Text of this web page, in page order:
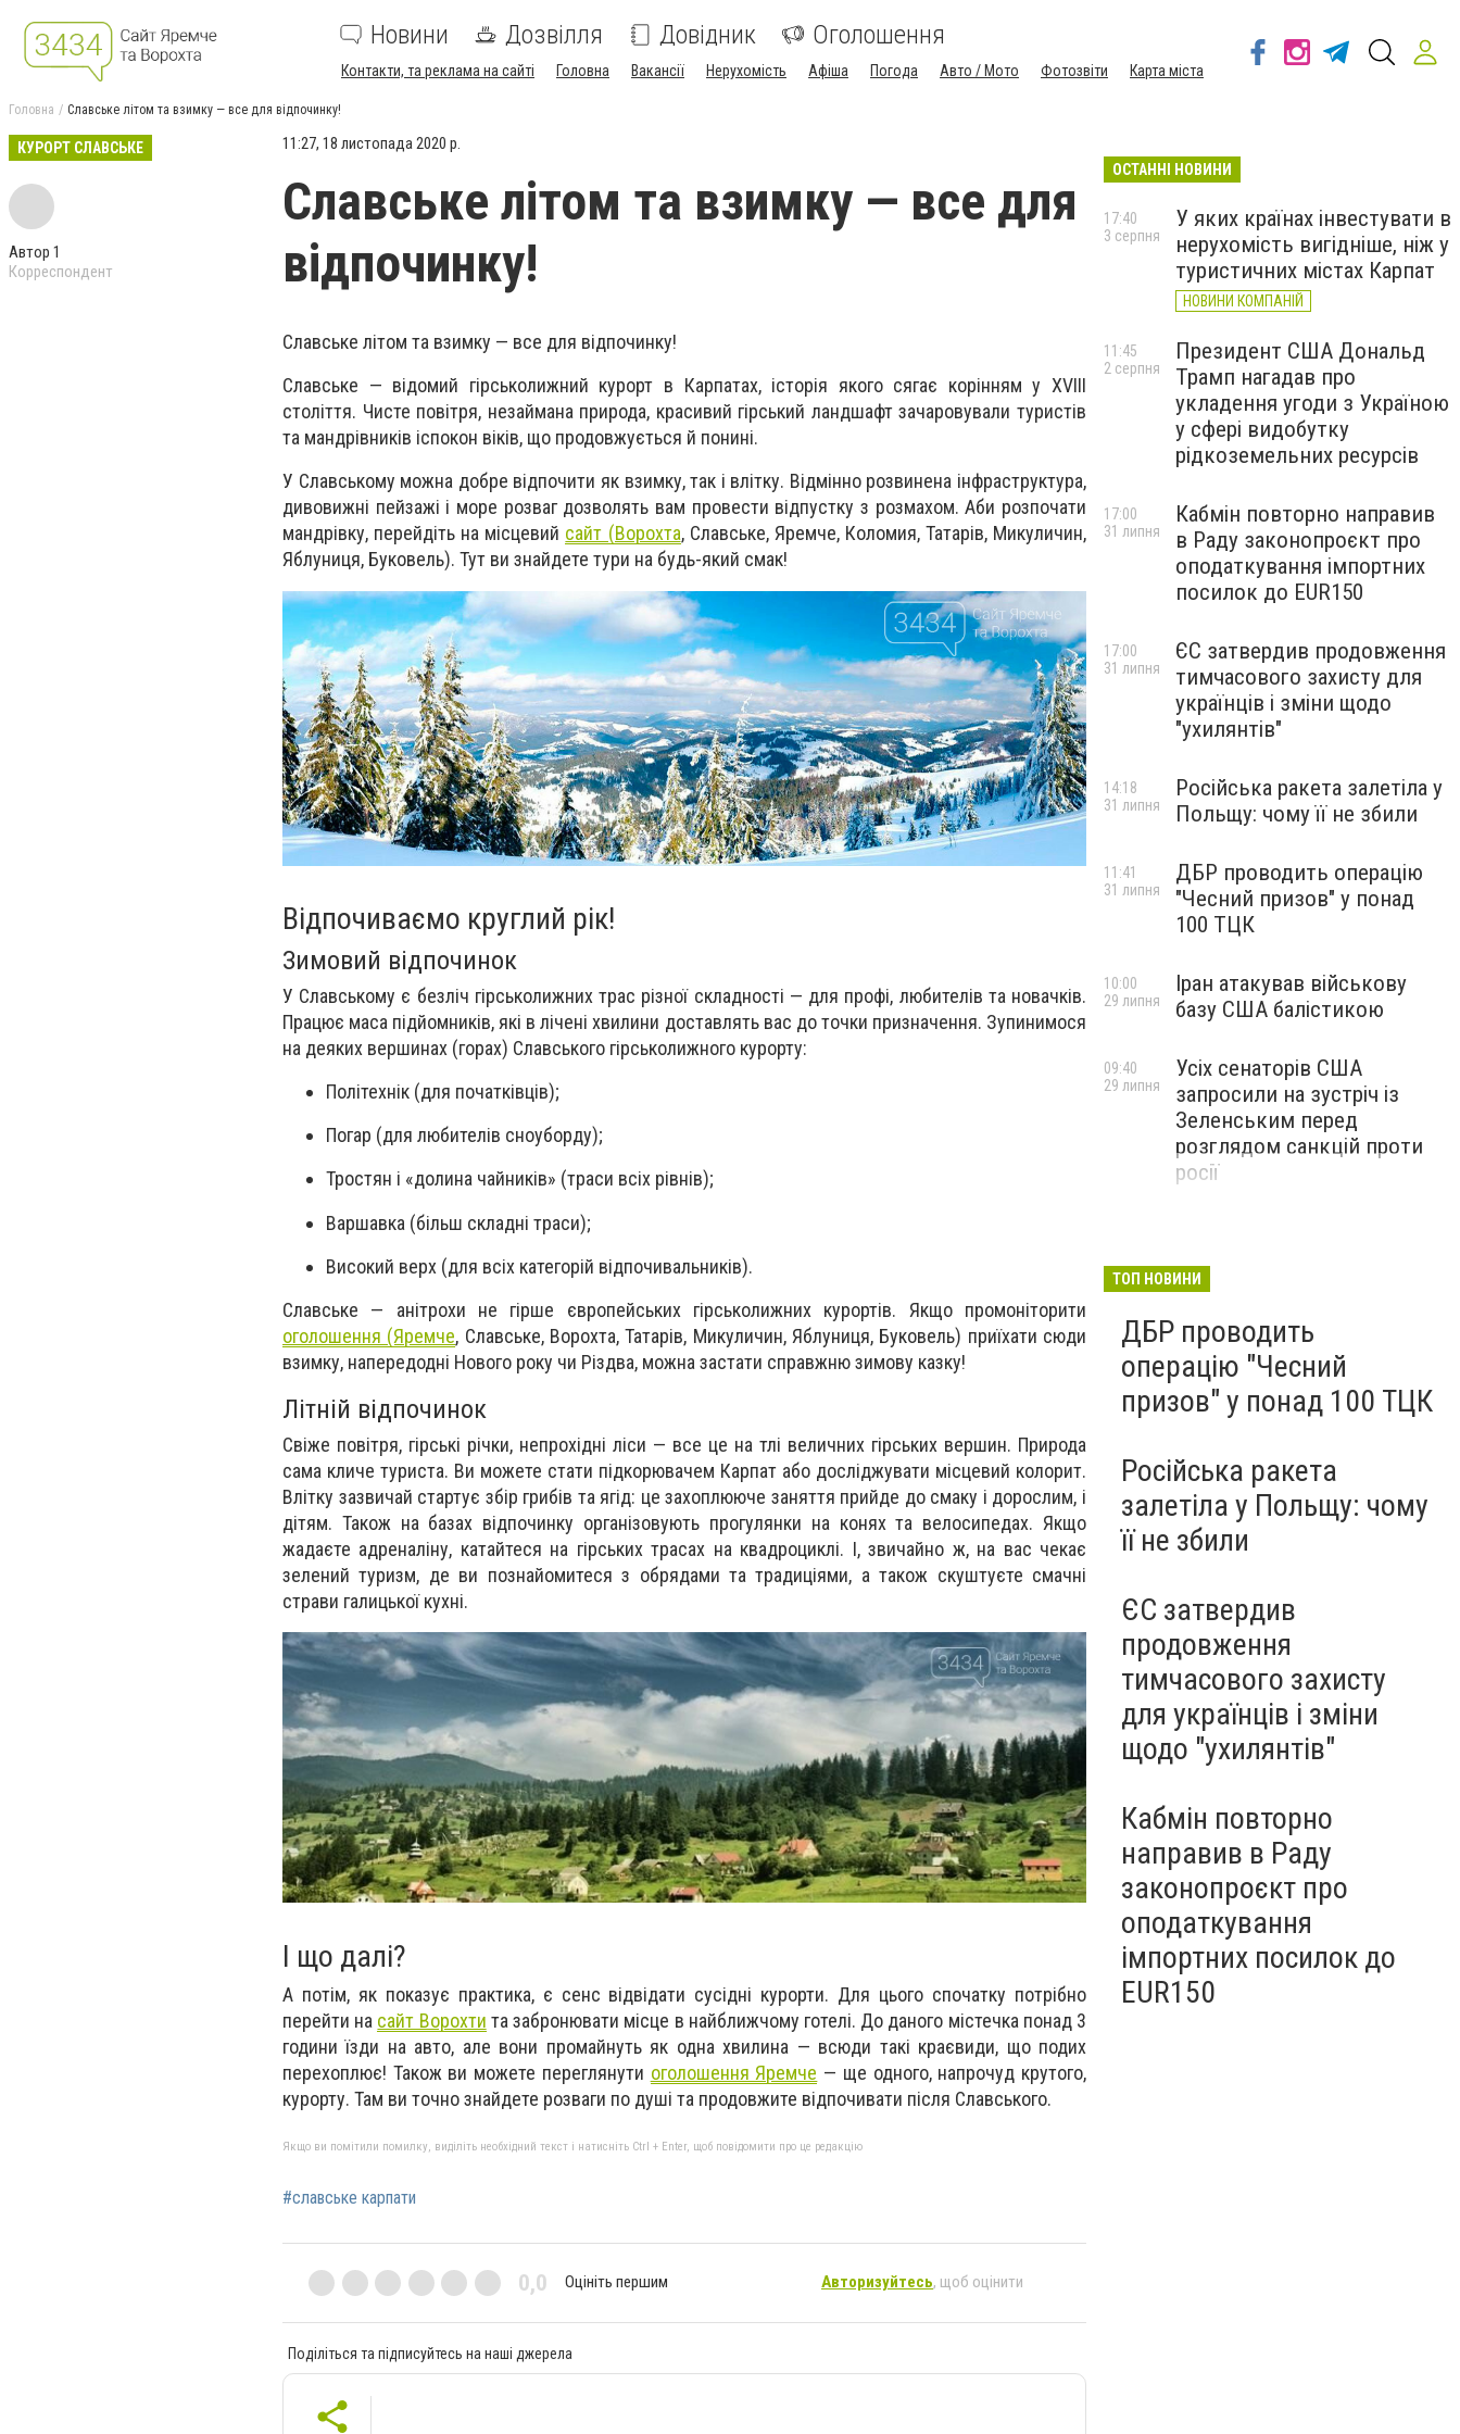
Новини Дозвілля Довідник Оголошення
Контакти, та реклама на сайті Головна Вакансії Нерухомість Афіша Погода Авто / Мото Фотозвіти Карта міста
Головна Славське літом та взимку — все для відпочинку!
КУРОРТ СЛАВСЬКЕ
Автор 1
Корреспондент
11:27, 18 листопада 2020 р.
Славське літом та взимку — все для
відпочинку!
Славське літом та взимку — все для відпочинку!
Славське — відомий гірськолижний курорт в Карпатах, історія якого сягає корінням у XVIII
століття. Чисте повітря, незаймана природа, красивий гірський ландшафт зачаровували туристів
та мандрівників іспокон віків, що продовжується й понині.
У Славському можна добре відпочити як взимку, так і влітку. Відмінно розвинена інфраструктура,
дивовижні пейзажі і море розваг дозволять вам провести відпустку з розмахом. Аби розпочати
мандрівку, перейдіть на місцевий сайт (Ворохта, Славське, Яремче, Коломия, Татарів, Микуличин,
Яблуниця, Буковель). Тут ви знайдете тури на будь-який смак!
Відпочиваємо круглий рік!
Зимовий відпочинок
У Славському є безліч гірськолижних трас різної складності — для профі, любителів та новачків.
Працює маса підйомників, які в лічені хвилини доставлять вас до точки призначення. Зупинимося
на деяких вершинах (горах) Славського гірськолижного курорту:
Політехнік (для початківців);
Погар (для любителів сноуборду);
Тростян і «долина чайників» (траси всіх рівнів);
Варшавка (більш складні траси);
Високий верх (для всіх категорій відпочивальників).
Славське — анітрохи не гірше європейських гірськолижних курортів. Якщо промоніторити
оголошення (Яремче, Славське, Ворохта,Татарів, Микуличин, Яблуниця, Буковель) приїхати сюди
взимку, напередодні Нового року чи Різдва, можна застати справжню зимову казку!
Літній відпочинок
Свіже повітря, гірські річки, непрохідні ліси — все це на тлі величних гірських вершин. Природа
сама кличе туриста. Ви можете стати підкорювачем Карпат або досліджувати місцевий колорит.
Влітку зазвичай стартує збір грибів та ягід: це захоплююче заняття прийде до смаку і дорослим, і
дітям. Також на базах відпочинку організовують прогулянки на конях та велосипедах. Якщо
жадаєте адреналіну, катайтеся на гірських трасах на квадроциклі. І, звичайно ж, на вас чекає
зелений туризм, де ви познайомитеся з обрядами та традиціями, а також скуштуєте смачні
страви галицької кухні.
І що далі?
А потім, як показує практика, є сенс відвідати сусідні курорти. Для цього спочатку потрібно
перейти на сайт Ворохти та забронювати місце в найближчому готелі. До даного містечка понад 3
години їзди на авто, але вони промайнуть як одна хвилина — всюди такі краєвиди, що подих
перехоплює! Також ви можете переглянути оголошення Яремче — ще одного, напрочуд крутого,
курорту. Там ви точно знайдете розваги по душі та продовжите відпочивати після Славського.
Якщо ви помітили помилку, виділіть необхідний текст і натисніть Ctrl + Enter, щоб повідомити про це редакцію
#славське карпати
0,0 Оцініть першим Авторизуйтесь, щоб оцінити
Поділіться та підписуйтесь на наші джерела
ОСТАННІ НОВИНИ
У яких країнах інвестувати в
нерухомість вигідніше, ніж у
туристичних містах Карпат
НОВИНИ КОМПАНІЙ
17:40
3 серпня
Президент США Дональд
Трамп нагадав про
укладення угоди з Україною
у сфері видобутку
рідкоземельних ресурсів
11:45
2 серпня
Кабмін повторно направив
в Раду законопроєкт про
оподаткування імпортних
посилок до EUR150
17:00
31 липня
ЄС затвердив продовження
тимчасового захисту для
українців і зміни щодо
"ухилянтів"
17:00
31 липня
Російська ракета залетіла у
Польщу: чому її не збили
14:18
31 липня
ДБР проводить операцію
"Чесний призов" у понад
100 ТЦК
11:41
31 липня
Іран атакував військову
базу США балістикою
10:00
29 липня
Усіх сенаторів США
запросили на зустріч із
Зеленським перед
розглядом санкцій проти
росії
09:40
29 липня
ТОП НОВИНИ
ДБР проводить
операцію "Чесний
призов" у понад 100 ТЦК
Російська ракета
залетіла у Польщу: чому
її не збили
ЄС затвердив
продовження
тимчасового захисту
для українців і зміни
щодо "ухилянтів"
Кабмін повторно
направив в Раду
законопроєкт про
оподаткування
імпортних посилок до
EUR150